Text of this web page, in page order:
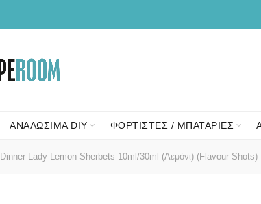
ΑΝΑΛΩΣΙΜΑ DIY ΦΟΡΤΙΣΤΕΣ / ΜΠΑΤΑΡΙΕΣ
Dinner Lady Lemon Sherbets 10ml/30ml (Λεμόνι) (Flavour Shots)